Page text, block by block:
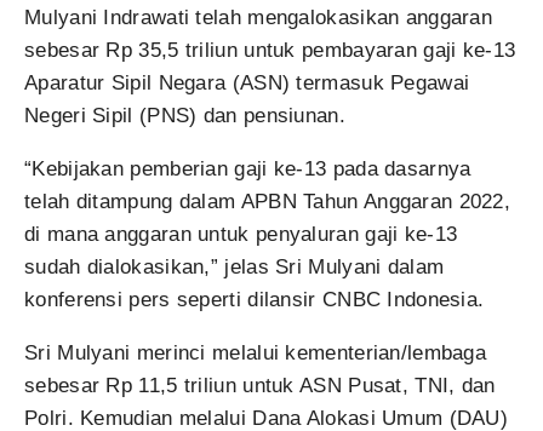
Mulyani Indrawati telah mengalokasikan anggaran
sebesar Rp 35,5 triliun untuk pembayaran gaji ke-13
Aparatur Sipil Negara (ASN) termasuk Pegawai
Negeri Sipil (PNS) dan pensiunan.
“Kebijakan pemberian gaji ke-13 pada dasarnya
telah ditampung dalam APBN Tahun Anggaran 2022,
di mana anggaran untuk penyaluran gaji ke-13
sudah dialokasikan,” jelas Sri Mulyani dalam
konferensi pers seperti dilansir CNBC Indonesia.
Sri Mulyani merinci melalui kementerian/lembaga
sebesar Rp 11,5 triliun untuk ASN Pusat, TNI, dan
Polri. Kemudian melalui Dana Alokasi Umum (DAU)